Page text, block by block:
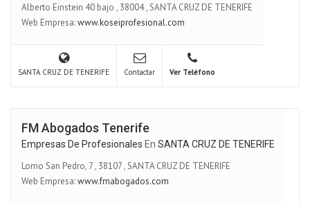
Alberto Einstein 40 bajo , 38004,SANTA CRUZ DE TENERIFE
Web Empresa:www.koseiprofesional.com
SANTA CRUZ DE TENERIFE Contactar Ver Teléfono
FM Abogados Tenerife
Empresas De Profesionales En SANTA CRUZ DE TENERIFE
Lomo San Pedro, 7, 38107,SANTA CRUZ DE TENERIFE
Web Empresa:www.fmabogados.com